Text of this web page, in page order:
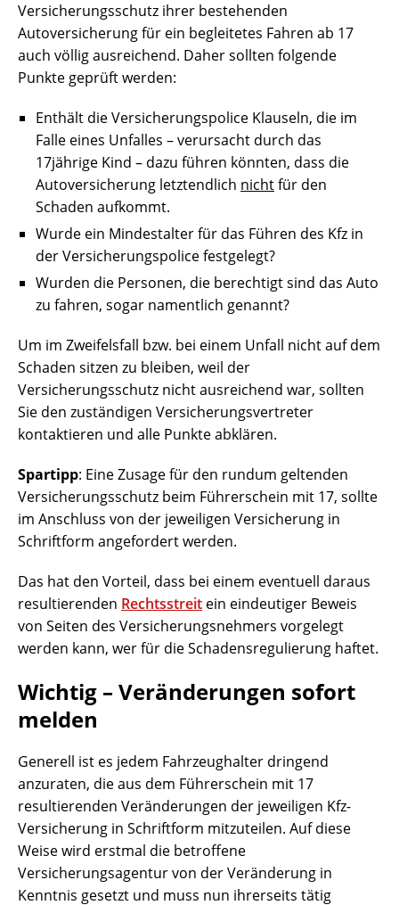
Versicherungsschutz ihrer bestehenden
Autoversicherung für ein begleitetes Fahren ab 17
auch völlig ausreichend. Daher sollten folgende
Punkte geprüft werden:
Enthält die Versicherungspolice Klauseln, die im
Falle eines Unfalles – verursacht durch das
17jährige Kind – dazu führen könnten, dass die
Autoversicherung letztendlich nichtfür den
Schaden aufkommt.
Wurde ein Mindestalter für das Führen des Kfz in
der Versicherungspolice festgelegt?
Wurden die Personen, die berechtigt sind das Auto
zu fahren, sogar namentlich genannt?
Um im Zweifelsfall bzw. bei einem Unfall nicht auf dem
Schaden sitzen zu bleiben, weil der
Versicherungsschutz nicht ausreichend war, sollten
Sie den zuständigen Versicherungsvertreter
kontaktieren und alle Punkte abklären.
Spartipp: Eine Zusage für den rundum geltenden
Versicherungsschutz beim Führerschein mit 17, sollte
im Anschluss von der jeweiligen Versicherung in
Schriftform angefordert werden.
Das hat den Vorteil, dass bei einem eventuell daraus
resultierenden Rechtsstreit ein eindeutiger Beweis
von Seiten des Versicherungsnehmers vorgelegt
werden kann, wer für die Schadensregulierung haftet.
Wichtig – Veränderungen sofort
melden
Generell ist es jedem Fahrzeughalter dringend
anzuraten, die aus dem Führerschein mit 17
resultierenden Veränderungen der jeweiligen Kfz-
Versicherung in Schriftform mitzuteilen. Auf diese
Weise wird erstmal die betroffene
Versicherungsagentur von der Veränderung in
Kenntnis gesetzt und muss nun ihrerseits tätig